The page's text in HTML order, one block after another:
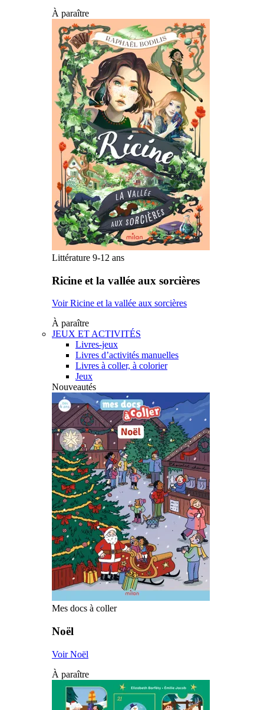
À paraître
Littérature 9-12 ans
Ricine et la vallée aux sorcières
Voir Ricine et la vallée aux sorcières
À paraître
JEUX ET ACTIVITÉS
Livres-jeux
Livres d’activités manuelles
Livres à coller, à colorier
Jeux
Nouveautés
Mes docs à coller
Noël
Voir Noël
À paraître